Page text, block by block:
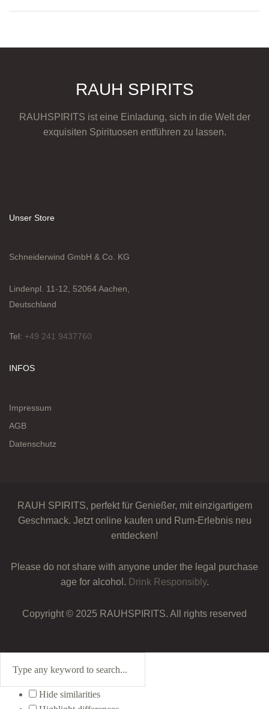
RAUH SPIRITS
RAUHSPIRITS ist eine Einladung, sich in die Welt der
exquisiten Spirituosen entführen zu lassen.
Unser Store
Schneiderwind GmbH & Co. KG
Lindenpl. 11-12, 52064 Aachen,
Deutschland
Tel: +49 241 9437760
INFOS
Impressum
AGB
Datenschutz
RAUH SPIRITS, perfekt für Genießer, mit einzigartigem
Geschmack. Jetzt online kaufen und Rum-Erlebnis neu
entdecken!
Please do not share with anyone under the legal purchase
age for alcohol. Drink Responsibly.
Copyright © 2025 RAUHSPIRITS. All rights reserved
Hide similarities